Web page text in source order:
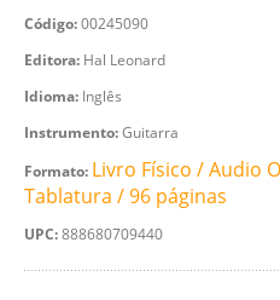
Código:00245090
Editora: Hal Leonard
Idioma: Inglês
Instrumento:Guitarra
Formato: Livro Físico / Audio
Tablatura / 96 páginas
UPC:888680709440